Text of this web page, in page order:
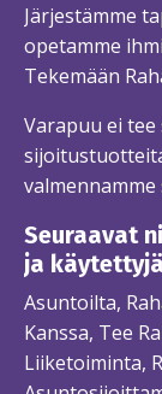
Järjestämme
opetamme
Tekemään
Varapuu ei
Seuraavat
ja
Asuntoilta,
Kanssa, Tee
Liiketoiminta,